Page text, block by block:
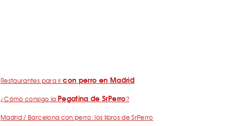
Restaurantes para ircon perro en Madrid
¿Cómo consigo la Pegatina de SrPerro?
Madrid / Barcelona con perro: los libros de SrPerro